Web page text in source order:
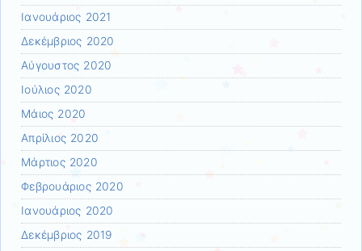
Ιανουάριος 2021
Δεκέμβριος 2020
Αύγουστος 2020
Ιούλιος 2020
Μάιος 2020
Απρίλιος 2020
Μάρτιος 2020
Φεβρουάριος 2020
Ιανουάριος 2020
Δεκέμβριος 2019